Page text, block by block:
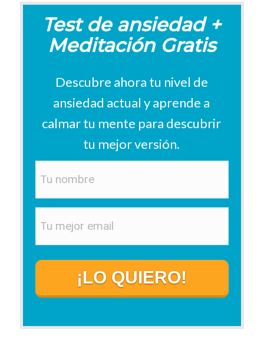
Test de ansiedad +
Meditación Gratis
Descubre ahora tu nivel de
ansiedad actual y aprende a
calmar tu mente para descubrir
tu mejor versión.
¡LO QUIERO!